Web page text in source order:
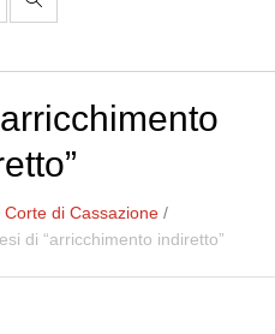
Corte di Cassazione /
di “arricchimento indiretto”